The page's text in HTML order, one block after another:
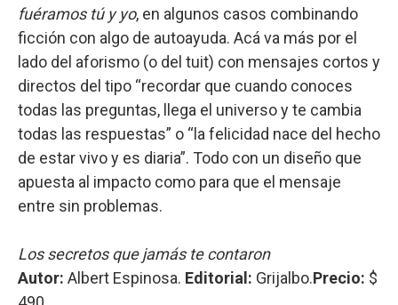
fuéramos tú y yo, en algunos casos combinando
ficción con algo de autoayuda. Acá va más por el
lado del aforismo (o del tuit) con mensajes cortos y
directos del tipo “recordar que cuando conoces
todas las preguntas, llega el universo y te cambia
todas las respuestas” o “la felicidad nace del hecho
de estar vivo y es diaria”. Todo con un diseño que
apuesta al impacto como para que el mensaje
entre sin problemas.
Los secretos que jamás te contaron
Autor: Albert Espinosa. Editorial: Grijalbo.Precio: $